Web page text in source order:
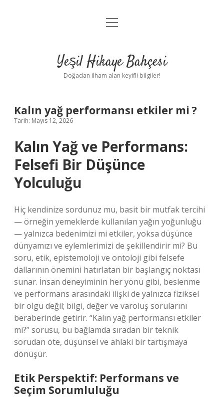
Anasayfa
Yasal Uyarı
menüyü
Yeşil Hikaye Bahçesi
Doğadan ilham alan keyifli bilgiler!
Kalın yağ performansı etkiler mi ?
Tarih: Mayıs 12, 2026
Kalın Yağ ve Performans:
Felsefi Bir Düşünce
Yolculuğu
Hiç kendinize sordunuz mu, basit bir mutfak tercihi
— örneğin yemeklerde kullanılan yağın yoğunluğu
— yalnızca bedenimizi mi etkiler, yoksa düşünce
dünyamızı ve eylemlerimizi de şekillendirir mi? Bu
soru, etik, epistemoloji ve ontoloji gibi felsefe
dallarının önemini hatırlatan bir başlangıç noktası
sunar. İnsan deneyiminin her yönü gibi, beslenme
ve performans arasındaki ilişki de yalnızca fiziksel
bir olgu değil; bilgi, değer ve varoluş sorularını
beraberinde getirir. “Kalın yağ performansı etkiler
mi?” sorusu, bu bağlamda sıradan bir teknik
sorudan öte, düşünsel ve ahlaki bir tartışmaya
dönüşür.
Etik Perspektif: Performans ve
Seçim Sorumluluğu